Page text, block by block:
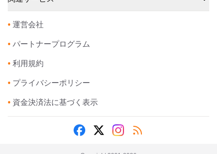
• 運営会社
• パートナープログラム
• 利用規約
• プライバシーポリシー
• 資金決済法に基づく表示